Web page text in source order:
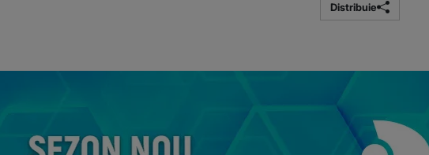
Distribuie